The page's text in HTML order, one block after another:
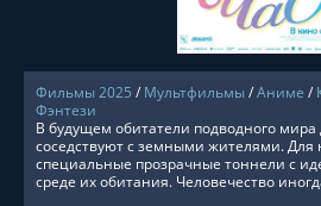
Фильмы 2025 / Мультфильмы/Аниме /
Фэнтези
В будущем обитатели подводного
соседствуют с земными жителями. Для
специальные прозрачные тоннели с
среде их обитания. Человечество